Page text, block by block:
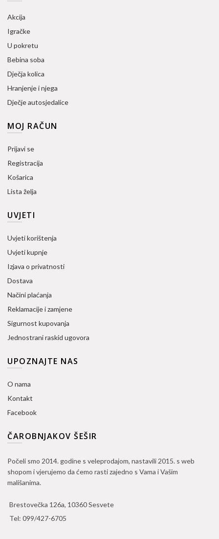
Akcija
Igračke
U pokretu
Bebina soba
Dječja kolica
Hranjenje i njega
Dječje autosjedalice
MOJ RAČUN
Prijavi se
Registracija
Košarica
Lista želja
UVJETI
Uvjeti korištenja
Uvjeti kupnje
Izjava o privatnosti
Dostava
Načini plaćanja
Reklamacije i zamjene
Sigurnost kupovanja
Jednostrani raskid ugovora
UPOZNAJTE NAS
O nama
Kontakt
Facebook
ČAROBNJAKOV ŠEŠIR
Počeli smo 2014. godine s veleprodajom, nastavili 2015. s web
shopom i vjerujemo da ćemo rasti zajedno s Vama i Vašim
mališanima.
Brestovečka 126a, 10360 Sesvete
Tel: 099/427-6705